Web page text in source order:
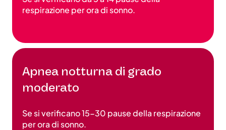
respirazione per ora di sonno.
Apnea notturna di grado
moderato
Se si verificano 15-30 pause della respirazione
per ora di sonno.